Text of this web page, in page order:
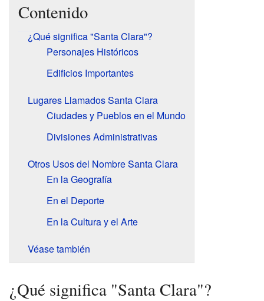
Contenido
¿Qué significa "Santa Clara"?
Personajes Históricos
Edificios Importantes
Lugares Llamados Santa Clara
Ciudades y Pueblos en el Mundo
Divisiones Administrativas
Otros Usos del Nombre Santa Clara
En la Geografía
En el Deporte
En la Cultura y el Arte
Véase también
¿Qué significa "Santa Clara"?